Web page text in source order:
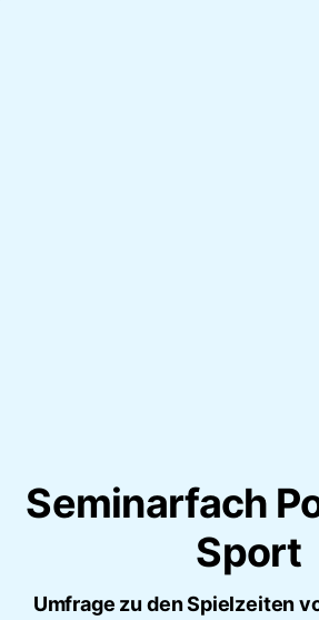
Seminarfach
Sport
Umfrage zu den Spielzeiten